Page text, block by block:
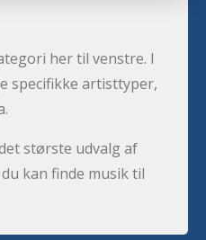
her til venstre. I
specifikke artisttyper,
største udvalg af
kan finde musik til